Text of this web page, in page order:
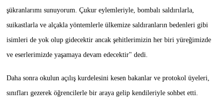
şükranlarımı sunuyorum. Çukur eylemleriyle, bombalı saldırılarla,
suikastlarla ve alçakla yöntemlerle ülkemize saldıranların bedenleri gibi
isimleri de yok olup gidecektir ancak şehitlerimizin her biri yüreğimizde
ve eserlerimizde yaşamaya devam edecektir" dedi.
Daha sonra okulun açılış kurdelesini kesen bakanlar ve protokol üyeleri,
sınıfları gezerek öğrencilerle bir araya gelip kendileriyle sohbet etti.